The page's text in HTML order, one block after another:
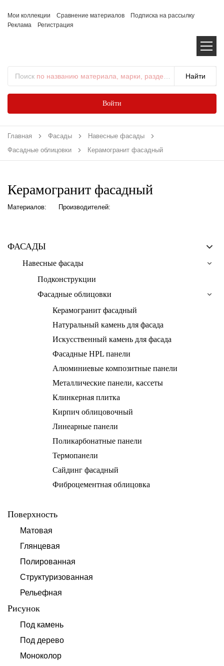
Мои коллекции Сравнение материалов
Подписка на рассылку
Реклама
Регистрация
Поиск по названию материала, марки, раздела...
Войти
Главная Фасады
Навесные фасады
Фасадные облицовки
Керамогранит фасадный
Керамогранит фасадный
Материалов: Производителей:
ФАСАДЫ
Навесные фасады
Подконструкции
Фасадные облицовки
Керамогранит фасадный
Натуральный камень для фасада
Искусственный камень для фасада
Фасадные HPL панели
Алюминиевые композитные панели
Металлические панели, кассеты
Клинкерная плитка
Кирпич облицовочный
Линеарные панели
Поликарбонатные панели
Термопанели
Сайдинг фасадный
Фиброцементная облицовка
Поверхность
Матовая
Глянцевая
Полированная
Структуризованная
Рельефная
Рисунок
Под камень
Под дерево
Моноколор